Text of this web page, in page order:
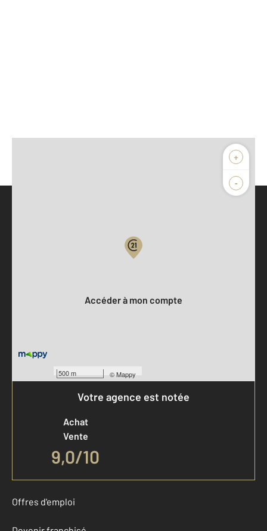
+
-
500 m ©Mappy
Accéder à mon compte
Votre agence est notée
Achat
Vente
9,0/10
Offres d'emploi